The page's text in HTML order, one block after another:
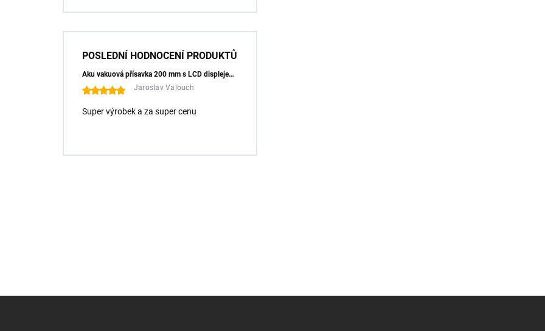
POSLEDNÍ HODNOCENÍ PRODUKTŮ
Aku vakuová přísavka 200 mm s LCD displejem (150 kg) - HÖGERT HT3B355
Jaroslav Valouch
Super výrobek a za super cenu